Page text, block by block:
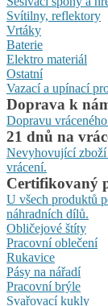
Svítilny, reflektory
Vrtáky
Baterie
Elektro materiál
Ostatní
Vazací a upínací
Doprava k
Dopravu
21 dnů na
Nevyhovující zboží
vrácení.
Certifikovaný
U všech produktů
náhradních dílů.
Obličejové štíty
Pracovní oblečení
Rukavice
Pásy na nářadí
Pracovní brýle
Svařovací kukly